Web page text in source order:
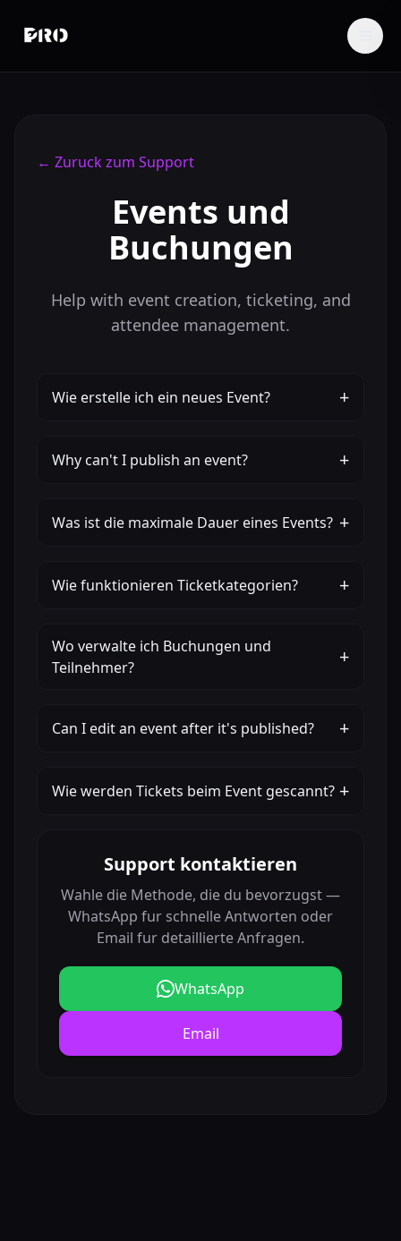
← Zuruck zum Support
Events und
Buchungen
Help with event creation, ticketing, and
attendee management.
Wie erstelle ich ein neues Event? +
Why can't I publish an event? +
Was ist die maximale Dauer eines Events? +
Wie funktionieren Ticketkategorien? +
Wo verwalte ich Buchungen und
Teilnehmer?
+
Can I edit an event after it's published? +
Wie werden Tickets beim Event gescannt? +
Support kontaktieren
Wahle die Methode, die du bevorzugst —
WhatsApp fur schnelle Antworten oder
Email fur detaillierte Anfragen.
WhatsApp
Email